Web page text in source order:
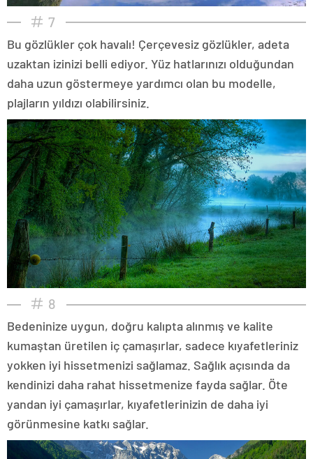
7
Bu gözlükler çok havalı! Çerçevesiz gözlükler, adeta
uzaktan izinizi belli ediyor. Yüz hatlarınızı olduğundan
daha uzun göstermeye yardımcı olan bu modelle,
plajların yıldızı olabilirsiniz.
8
Bedeninize uygun, doğru kalıpta alınmış ve kalite
kumaştan üretilen iç çamaşırlar, sadece kıyafetleriniz
yokken iyi hissetmenizi sağlamaz. Sağlık açısında da
kendinizi daha rahat hissetmenize fayda sağlar. Öte
yandan iyi çamaşırlar, kıyafetlerinizin de daha iyi
görünmesine katkı sağlar.